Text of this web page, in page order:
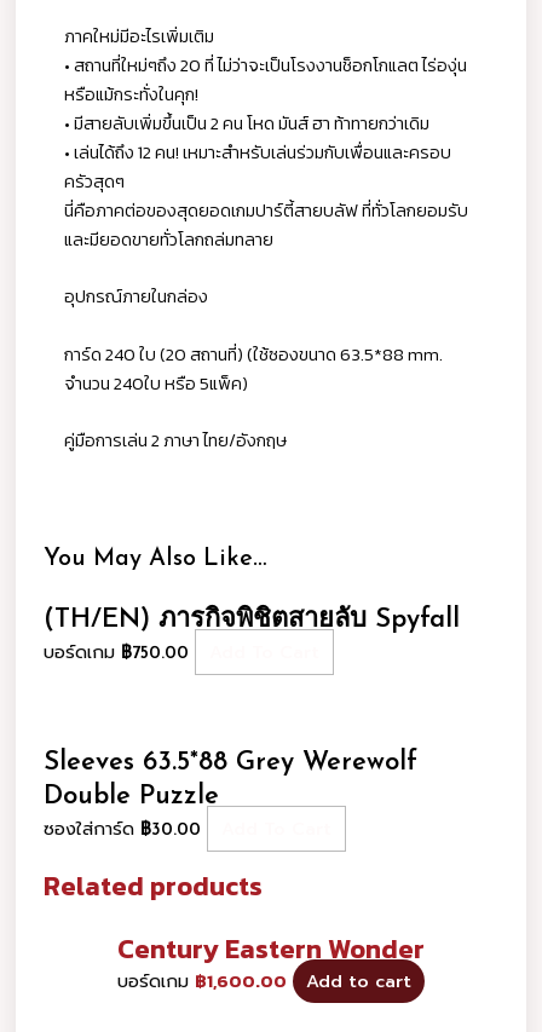
ภาคใหม่มีอะไรเพิ่มเติม
• สถานที่ใหม่ๆถึง 20 ที่ ไม่ว่าจะเป็นโรงงานช็อกโกแลต ไร่องุ่น
หรือแม้กระทั่งในคุก!
• มีสายลับเพิ่มขึ้นเป็น 2 คน โหด มันส์ ฮา ท้าทายกว่าเดิม
• เล่นได้ถึง 12 คน! เหมาะสำหรับเล่นร่วมกับเพื่อนและครอบ
ครัวสุดๆ
นี่คือภาคต่อของสุดยอดเกมปาร์ตี้สายบลัฟ ที่ทั่วโลกยอมรับ
และมียอดขายทั่วโลกถล่มทลาย
อุปกรณ์ภายในกล่อง
การ์ด 240 ใบ (20 สถานที่) (ใช้ซองขนาด 63.5*88 mm.
จำนวน 240ใบ หรือ 5แพ็ค)
คู่มือการเล่น 2 ภาษา ไทย/อังกฤษ
You May Also Like…
(TH/EN) ภารกิจพิชิตสายลับ Spyfall
บอร์ดเกม ฿750.00
Sleeves 63.5*88 Grey Werewolf
Double Puzzle
ซองใส่การ์ด ฿30.00
Related products
Century Eastern Wonder
บอร์ดเกม ฿1,600.00 Add to cart